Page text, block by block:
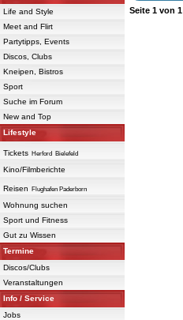
Life and Style
Meet and Flirt
Partytipps, Events
Discos, Clubs
Kneipen, Bistros
Sport
Suche im Forum
New and Top
Lifestyle
Tickets Herford Bielefeld
Kino/Filmberichte
Reisen Flughafen Paderborn
Wohnung suchen
Sport und Fitness
Gut zu Wissen
Termine
Discos/Clubs
Veranstaltungen
Info / Service
Jobs
Seite 1 von 1